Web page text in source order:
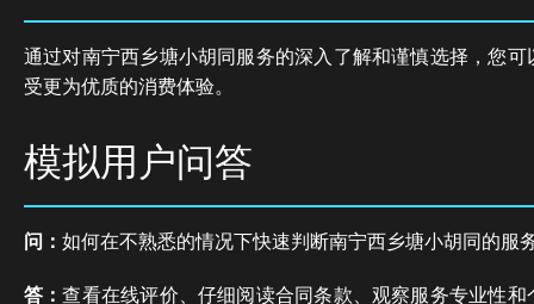
通过对南宁西乡塘小胡同服务的深入了解和谨慎选择，您
受更为优质的消费体验。
模拟用户问答
问： 如何在不熟悉的情况下快速判断南宁西乡塘小胡同的服
答：查看在线评价、仔细阅读合同条款、观察服务专业性